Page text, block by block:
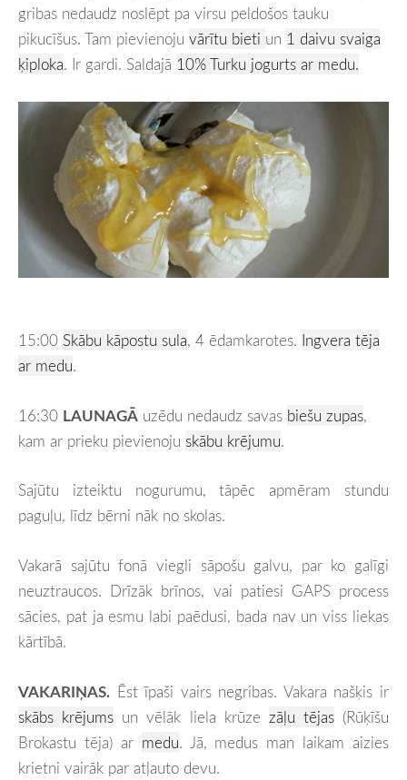
gribas nedaudz noslēpt pa virsu peldošos tauku
pikucīšus. Tam pievienoju vārītu bieti un 1 daivu svaiga
ķiploka. Ir gardi. Saldajā 10% Turku jogurts ar medu.
15:00 Skābu kāpostu sula, 4 ēdamkarotes. Ingvera tēja
ar medu.
16:30 LAUNAGĀ uzēdu nedaudz savas biešu zupas,
kam ar prieku pievienoju skābu krējumu.
Sajūtu izteiktu nogurumu, tāpēc apmēram stundu
paguļu, līdz bērni nāk no skolas.
Vakarā sajūtu fonā viegli sāpošu galvu, par ko galīgi
neuztraucos. Drīzāk brīnos, vai patiesi GAPS process
sācies, pat ja esmu labi paēdusi, bada nav un viss liekas
kārtībā.
VAKARIŅAS. Ēst īpaši vairs negribas. Vakara našķis ir
skābs krējums un vēlāk liela krūze zāļu tējas(Rūķīšu
Brokastu tēja) ar medu. Jā, medus man laikam aizies
krietni vairāk par atļauto devu.